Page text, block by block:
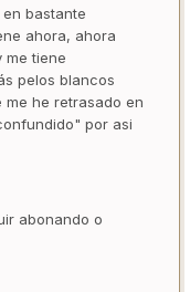
bastante
ahora, ahora
me tiene
pelos blancos
he retrasado en
por asi
abonando o